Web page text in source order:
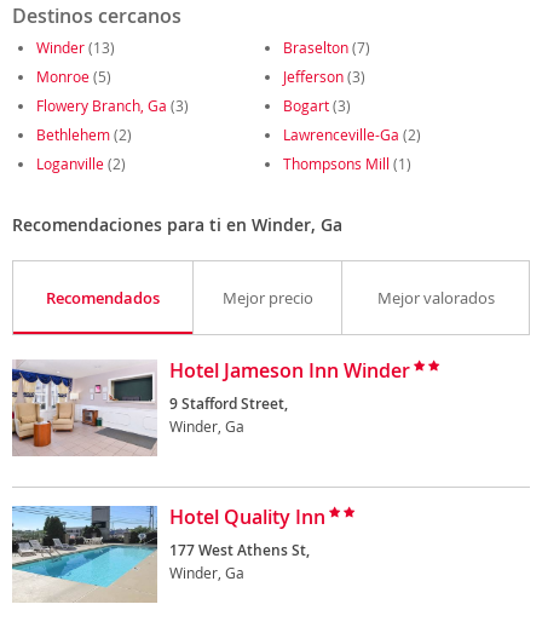
Destinos cercanos
Winder(13) Braselton(7)
Monroe(5) Jefferson(3)
Flowery Branch, Ga (3) Bogart(3)
Bethlehem(2) Lawrenceville-Ga (2)
Loganville(2) Thompsons Mill (1)
Recomendaciones para ti en Winder, Ga
Recomendados Mejor precio Mejor valorados
Hotel Jameson Inn Winder
9 Stafford Street,
Winder, Ga
Hotel Quality Inn
177 West Athens St,
Winder, Ga